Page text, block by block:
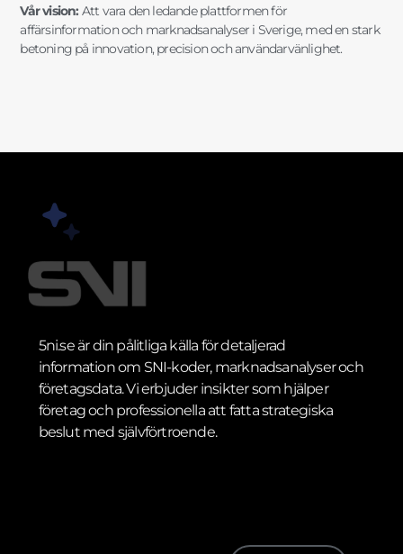
Vår vision: Att vara den ledande plattformen för
affärsinformation och marknadsanalyser i Sverige, med en stark
betoning på innovation, precision och användarvänlighet.
5ni.se är din pålitliga källa för detaljerad
information om SNI-koder, marknadsanalyser och
företagsdata. Vi erbjuder insikter som hjälper
företag och professionella att fatta strategiska
beslut med självförtroende.